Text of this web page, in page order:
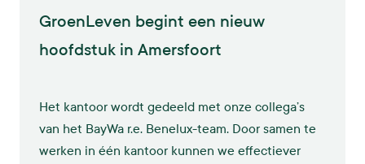
GroenLeven begint een nieuw
hoofdstuk in Amersfoort
Het kantoor wordt gedeeld met onze collega’s
van het BayWa r.e. Benelux-team. Door samen te
werken in één kantoor kunnen we effectiever